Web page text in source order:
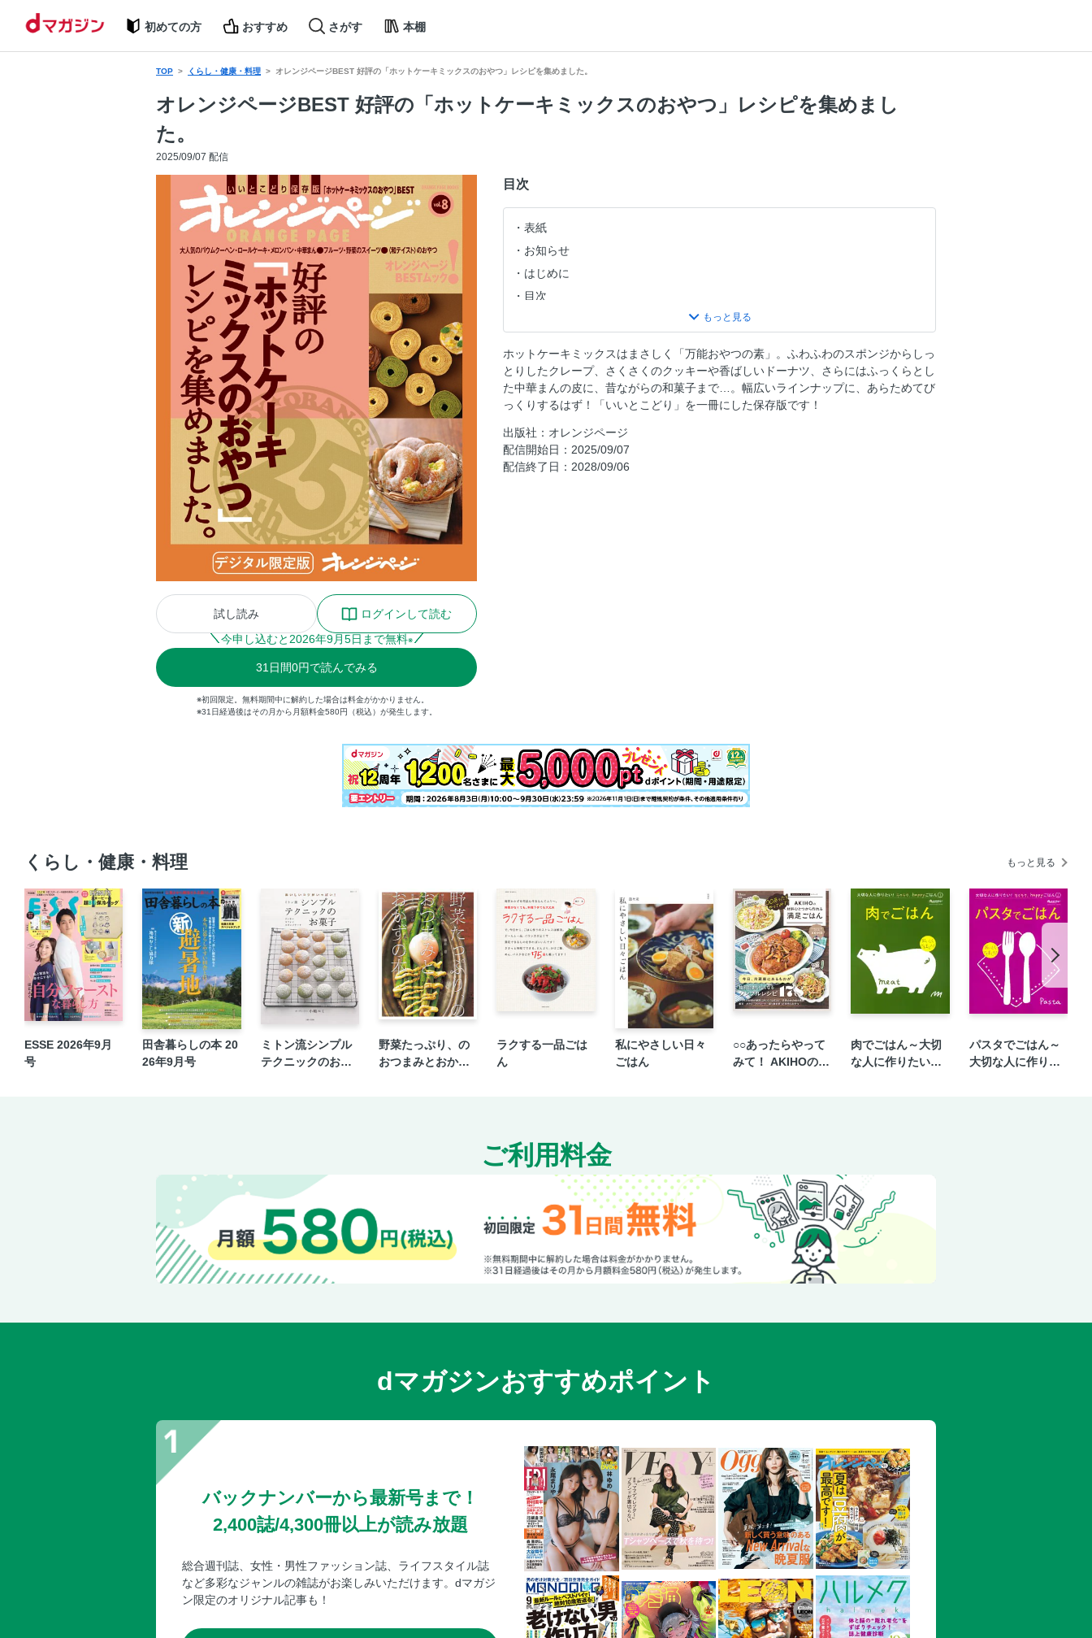
初めての方 おすすめ さがす 本棚
TOP くらし・健康・料理 オレンジページBEST 好評の「ホットケーキミックスのおやつ」レシピを集めました。
オレンジページBEST 好評の「ホットケーキミックスのおやつ」レシピを集めまし
た。
2025/09/07 配信
試し読み
ログインして読む
今申し込むと 2026年9月5日まで無料※
31 日間0円で読んでみる
※初回限定。無料期間中に解約した場合は料金がかかりません。
※31日経過後はその月から月額料金580円（税込）が発生します。
目次
表紙
お知らせ
はじめに
目次
【PART1】ホットケーキミックスが大活躍！大人気おやつ
基本のバウムクーヘン／バナナバウム／抹茶バウム ほか
「デコバウム」を作ろう！ 抹茶ミルク／チョコバナナ
オレンジレモンミント／ダブルモカ
●あこがれお菓子をフライパンで！ふわふわロールケーキ
いちごのロールケーキ
あんまん／チョコまん／スイートポテトまん
【PART2】ホットケーキミックス＋フルーツ・野菜でヘルシーおやつ
●フルーツたっぷりスイーツ／黒糖パインクレープ
桃たっぷりパンケーキ
いちごソースのパンケーキ メープルバター風味
●野菜たっぷりスイーツ
かぼちゃのタワーケーキ
かぼちゃのスクエアチーズケーキ
かぼちゃのモンブラン
にんじんのパンケーキ
玉ねぎクッキー／ブロッコリーのドーナツ
ミニミニどら焼き／甘納豆入りプチホットケーキ
ジンジャーシロップがけパンケーキ
ごま風味のワッフルかぼちゃあん／抹茶あずきロール
キウィ入りあんドーナツ／あんことバナナのパンケーキ
●なつかし味のおやつ／ミニロールケーキ
アメリカンドッグ＆じゃが丸／開口笑
材料memo
電子版奥付
ホットケーキミックスはまさしく「万能おやつの素」。ふわふわのスポンジからしっ
とりしたクレープ、さくさくのクッキーや香ばしいドーナツ、さらにはふっくらとし
た中華まんの皮に、昔ながらの和菓子まで…。幅広いラインナップに、あらためてび
っくりするはず！「いいとこどり」を一冊にした保存版です！
出版社：オレンジページ
配信開始日：2025/09/07
配信終了日：2028/09/06
くらし・健康・料理 もっと見る
ESSE 2026年9月
号
田舎暮らしの本 20
26年9月号
ミトン流シンプル
テクニックのお菓
野菜たっぷり、の
おつまみとおかず
ラクする一品ごは
ん
私にやさしい日々
ごはん
○○あったらやって
みて！ AKIHOの材
肉でごはん～大切
な人に作りたい！
パスタでごはん～
大切な人に作りた
ご利用料金
dマガジンおすすめポイント
バックナンバーから最新号まで！
2,400誌/4,300冊以上が読み放題
総合週刊誌、女性・男性ファッション誌、ライフスタイル誌
など多彩なジャンルの雑誌がお楽しみいただけます。dマガジ
ン限定のオリジナル記事も！